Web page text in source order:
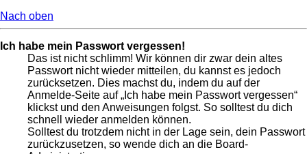
Nach oben
Ich habe mein Passwort vergessen!
Das ist nicht schlimm! Wir können dir zwar dein altes
Passwort nicht wieder mitteilen, du kannst es jedoch
zurücksetzen. Dies machst du, indem du auf der
Anmelde-Seite auf „Ich habe mein Passwort vergessen“
klickst und den Anweisungen folgst. So solltest du dich
schnell wieder anmelden können.
Solltest du trotzdem nicht in der Lage sein, dein Passwort
zurückzusetzen, so wende dich an die Board-